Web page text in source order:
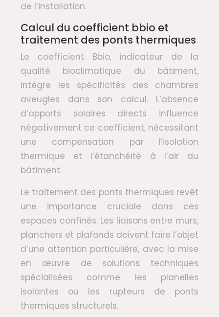
de l’installation.
Calcul du coefficient bbio et
traitement des ponts thermiques
Le coefficient Bbio, indicateur de la
qualité bioclimatique du bâtiment,
intègre les spécificités des chambres
aveugles dans son calcul. L’absence
d’apports solaires directs influence
négativement ce coefficient, nécessitant
une compensation par l’isolation
thermique et l’étanchéité à l’air du
bâtiment.
Le traitement des ponts thermiques revêt
une importance cruciale dans ces
espaces confinés. Les liaisons entre murs,
planchers et plafonds doivent faire l’objet
d’une attention particulière, avec la mise
en œuvre de solutions techniques
spécialisées comme les planelles
isolantes ou les rupteurs de ponts
thermiques structurels.